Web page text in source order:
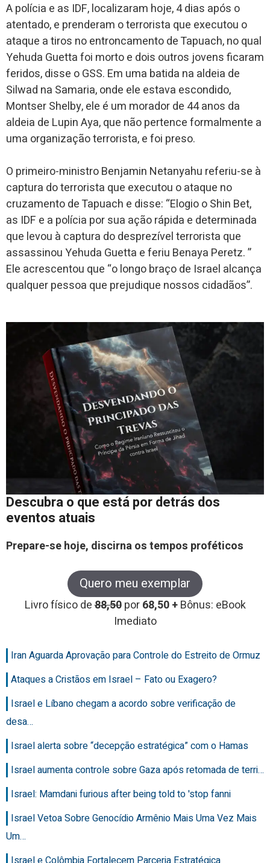
A polícia e as IDF, localizaram hoje, 4 dias após o
atentado, e prenderam o terrorista que executou o
ataque a tiros no entroncamento de Tapuach, no qual
Yehuda Guetta foi morto e dois outros jovens ficaram
feridos, disse o GSS. Em uma batida na aldeia de
Silwad na Samaria, onde ele estava escondido,
Montser Shelby, ele é um morador de 44 anos da
aldeia de Lupin Aya, que não pertence formalmente a
uma organização terrorista, e foi preso.
O primeiro-ministro Benjamin Netanyahu referiu-se à
captura do terrorista que executou o ataque no
cruzamento de Tapuach e disse: “Elogio o Shin Bet,
as IDF e a polícia por sua ação rápida e determinada
que levou à captura do desprezível terrorista que
assassinou Yehuda Guetta e feriu Benaya Peretz. ”
Ele acrescentou que “o longo braço de Israel alcança
qualquer pessoa que prejudique nossos cidadãos”.
Descubra o que está por detrás dos
eventos atuais
Prepare-se hoje, discirna os tempos proféticos
Quero meu exemplar
Livro físico de88,50 por68,50 +Bônus: eBook
Imediato
Iran Aguarda Aprovação para Controle do Estreito de Ormuz
Ataques a Cristãos em Israel – Fato ou Exagero?
Israel e Líbano chegam a acordo sobre verificação de
desa…
Israel alerta sobre “decepção estratégica” com o Hamas
Israel aumenta controle sobre Gaza após retomada de terri…
Israel: Mamdani furious after being told to 'stop fanni
Israel Vetoa Sobre Genocídio Armênio Mais Uma Vez Mais
Um…